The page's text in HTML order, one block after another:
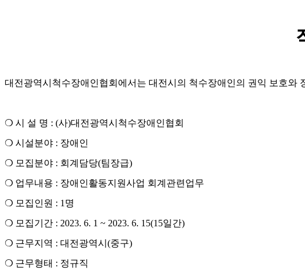
대전광역시척수장애인협회에서는 대전시의 척수장애인의 권익 보호와
❍ 시 설 명 : (사)대전광역시척수장애인협회
❍ 시설분야 : 장애인
❍ 모집분야 : 회계담당(팀장급)
❍ 업무내용 : 장애인활동지원사업 회계관련업무
❍ 모집인원 : 1 명
❍ 모집기간 : 2023. 6. 1 ~ 2023. 6. 15(15일간)
❍ 근무지역 : 대전광역시 (중구)
❍ 근무형태 : 정규직